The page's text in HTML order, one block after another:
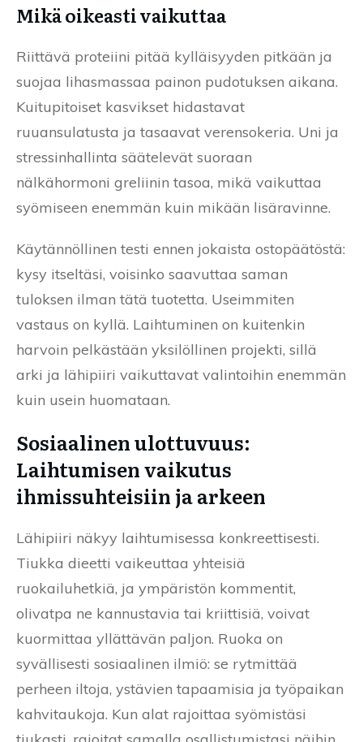
Mikä oikeasti vaikuttaa
Riittävä proteiini pitää kylläisyyden pitkään ja
suojaa lihasmassaa painon pudotuksen aikana.
Kuitupitoiset kasvikset hidastavat
ruuansulatusta ja tasaavat verensokeria. Uni ja
stressinhallinta säätelevät suoraan
nälkähormoni greliinin tasoa, mikä vaikuttaa
syömiseen enemmän kuin mikään lisäravinne.
Käytännöllinen testi ennen jokaista ostopäätöstä:
kysy itseltäsi, voisinko saavuttaa saman
tuloksen ilman tätä tuotetta. Useimmiten
vastaus on kyllä. Laihtuminen on kuitenkin
harvoin pelkästään yksilöllinen projekti, sillä
arki ja lähipiiri vaikuttavat valintoihin enemmän
kuin usein huomataan.
Sosiaalinen ulottuvuus:
Laihtumisen vaikutus
ihmissuhteisiin ja arkeen
Lähipiiri näkyy laihtumisessa konkreettisesti.
Tiukka dieetti vaikeuttaa yhteisiä
ruokailuhetkiä, ja ympäristön kommentit,
olivatpa ne kannustavia tai kriittisiä, voivat
kuormittaa yllättävän paljon. Ruoka on
syvällisesti sosiaalinen ilmiö: se rytmittää
perheen iltoja, ystävien tapaamisia ja työpaikan
kahvitaukoja. Kun alat rajoittaa syömistäsi